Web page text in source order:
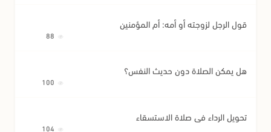
قول الرجل لزوجته أو أمه: أم المؤمنين
هل يمكن الصلاة دون حديث النفس؟
تحويل الرداء في صلاة الاستسقاء